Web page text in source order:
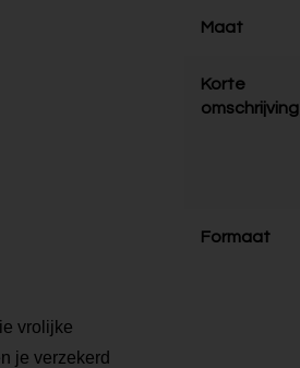
vrolijke
je verzekerd
Maat
Korte
omschrijving
Formaat